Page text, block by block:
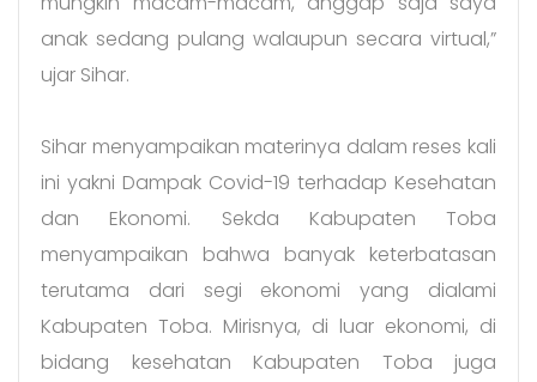
anak sedang pulang walaupun secara virtual,”
ujar Sihar.
Sihar menyampaikan materinya dalam reses kali
ini yakni Dampak Covid-19 terhadap Kesehatan
dan Ekonomi. Sekda Kabupaten Toba
menyampaikan bahwa banyak keterbatasan
terutama dari segi ekonomi yang dialami
Kabupaten Toba. Mirisnya, di luar ekonomi, di
bidang kesehatan Kabupaten Toba juga